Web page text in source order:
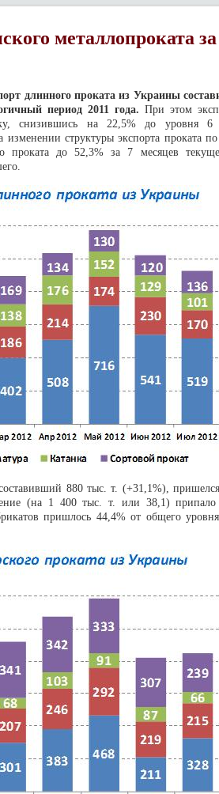
металлопроката
длинного проката из Украины
период 2011 года. При этом
снизившись на 22,5% до уровня
структуры экспорта проката
проката до 52,3% за 7 месяцев
880 тыс. т. (+31,1%),
(на 1 400 тыс. т. или 38,1) припало
пришлось 44,4% от общего